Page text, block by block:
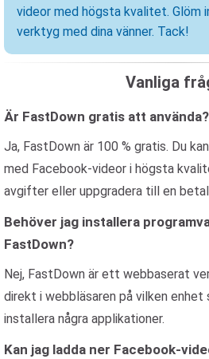
videor med högsta kvalitet.
verktyg med dina vänner. Tack!
Vanliga
Är FastDown gratis att använda?
Ja, FastDown är 100 % gratis. Du
med Facebook-videor i högsta
avgifter eller uppgradera till en
Behöver jag installera
FastDown?
Nej, FastDown är ett webbaserat
direkt i webbläsaren på vilken
installera några applikationer.
Kan jag ladda ner Facebook-